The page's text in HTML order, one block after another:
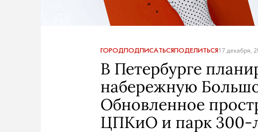
ГОРОДПОДПИСАТЬСЯПОДЕЛИТЬСЯ17 декабря,
В Петербурге
набережную
Обновленное
ЦПКиО и парк 300-